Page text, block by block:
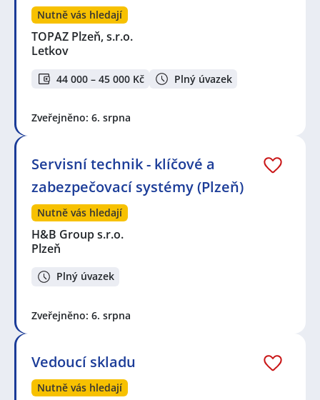
Nutně vás hledají
TOPAZ Plzeň, s.r.o.
Letkov
44 000 – 45 000 Kč Plný úvazek
Zveřejněno: 6. srpna
Servisní technik - klíčové a
zabezpečovací systémy (Plzeň)
Nutně vás hledají
H&B Group s.r.o.
Plzeň
Plný úvazek
Zveřejněno: 6. srpna
Vedoucí skladu
Nutně vás hledají